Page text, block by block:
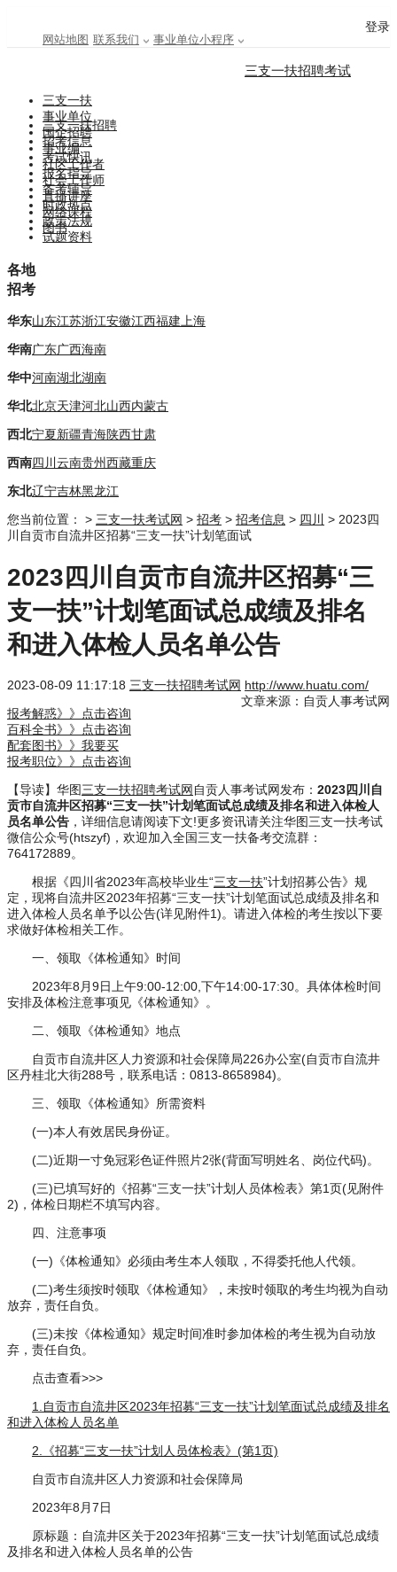
网站地图 联系我们 事业单位小程序
登录
三支一扶招聘考试
三支一扶
事业单位
国企招聘
事业编
社区工作者
社会工作师
直播讲座
网络课程
图书
三支一扶招聘
招考信息
考试快讯
报名指导
备考辅导
时政热点
政策法规
试题资料
各地
招考
华东山东江苏浙江安徽江西福建 上海
华南广东广西海南
华中河南湖北湖南
华北北京天津河北山西内蒙古
西北宁夏新疆青海陕西甘肃
西南四川 云南贵州西藏重庆
东北辽宁吉林黑龙江
您当前位置：
> 三支一扶考试网 > 招考 > 招考信息 > 四川
> 2023四
川自贡市自流井区招募“三支一扶”计划笔面试
2023四川自贡市自流井区招募“三
支一扶”计划笔面试总成绩及排名
和进入体检人员名单公告
2023-08-09 11:17:18 三支一扶招聘考试网 http://www.huatu.com/
文章来源：自贡人事考试网
报考解惑》》点击咨询
百科全书》》点击咨询
配套图书》》我要买
报考职位》》点击咨询
【导读】华图三支一扶招聘考试网 自贡人事考试网发布： 2023四川自
贡市自流井区招募“三支一扶”计划笔面试总成绩及排名和进入体检人
员名单公告 ，详细信息请阅读下文!更多资讯请关注华图三支一扶考试
微信公众号(htszyf)，欢迎加入全国三支一扶备考交流群：
764172889。
根据《四川省2023年高校毕业生“三支一扶”计划招募公告》规
定，现将自流井区2023年招募“三支一扶”计划笔面试总成绩及排名和
进入体检人员名单予以公告(详见附件1)。请进入体检的考生按以下要
求做好体检相关工作。
一、领取《体检通知》时间
2023年8月9日上午9:00-12:00,下午14:00-17:30。具体体检时间
安排及体检注意事项见《体检通知》。
二、领取《体检通知》地点
自贡市自流井区人力资源和社会保障局226办公室(自贡市自流井
区丹桂北大街288号，联系电话：0813-8658984)。
三、领取《体检通知》所需资料
(一)本人有效居民身份证。
(二)近期一寸免冠彩色证件照片2张(背面写明姓名、岗位代码)。
(三)已填写好的《招募“三支一扶”计划人员体检表》第1页(见附件
2)，体检日期栏不填写内容。
四、注意事项
(一)《体检通知》必须由考生本人领取，不得委托他人代领。
(二)考生须按时领取《体检通知》，未按时领取的考生均视为自动
放弃，责任自负。
(三)未按《体检通知》规定时间准时参加体检的考生视为自动放
弃，责任自负。
点击查看>>>
1.自贡市自流井区2023年招募“三支一扶”计划笔面试总成绩及排名
和进入体检人员名单
2.《招募“三支一扶”计划人员体检表》(第1页)
自贡市自流井区人力资源和社会保障局
2023年8月7日
原标题：自流井区关于2023年招募“三支一扶”计划笔面试总成绩
及排名和进入体检人员名单的公告